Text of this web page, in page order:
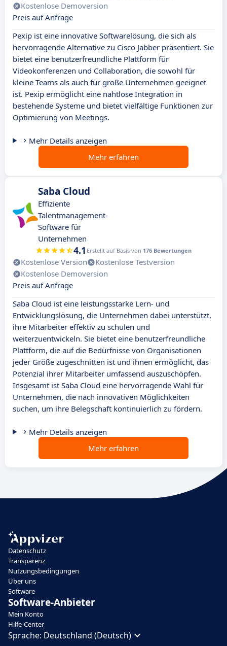
Kostenlose Demoversion
Preis auf Anfrage
Pexip ist eine innovative Softwarelösung, die sich als
hervorragende Alternative zu Cisco Jabber präsentiert. Sie
bietet eine benutzerfreundliche Plattform für
Videokonferenzen und Collaboration, die sowohl für
kleine Teams als auch für große Unternehmen geeignet
ist. Pexip ermöglicht eine nahtlose Integration in
bestehende Systeme und bietet vielfältige Funktionen zur
Optimierung von Meetings.
Mehr Details anzeigen
Mehr erfahren
Saba Cloud
Effiziente
Talentmanagement-
Software für
Unternehmen
4.1 Erstellt auf Basis von 176 Bewertungen
Kostenlose Version
Kostenlose Testversion
Kostenlose Demoversion
Preis auf Anfrage
Saba Cloud ist eine leistungsstarke Lern- und
Entwicklungslösung, die Unternehmen dabei unterstützt,
ihre Mitarbeiter effektiv zu schulen und
weiterzuentwickeln. Sie bietet eine benutzerfreundliche
Plattform, die auf die Bedürfnisse von Organisationen
jeder Größe zugeschnitten ist und ihnen ermöglicht, das
Potenzial ihrer Mitarbeiter umfassend auszuschöpfen.
Insgesamt ist Saba Cloud eine hervorragende Wahl für
Unternehmen, die nach innovativen Möglichkeiten
suchen, um ihre Belegschaft kontinuierlich zu fördern.
Mehr Details anzeigen
Mehr erfahren
Datenschutz
Transparenz
Nutzungsbedingungen
Über uns
Software
Software-Anbieter
Mein Konto
Hilfe-Center
Sprache: Deutschland (Deutsch)